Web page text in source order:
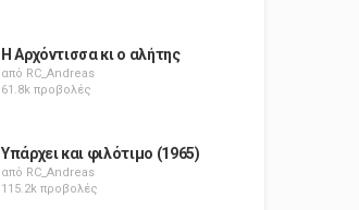
Η Αρχόντισσα κι ο αλήτης
από RC_Andreas
61.8k προβολές
Υπάρχει και φιλότιμο (1965)
από RC_Andreas
115.2k προβολές